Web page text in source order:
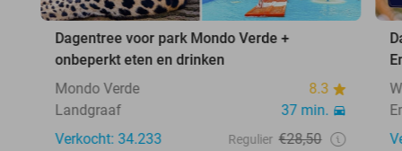
Dagentree voor park Mondo Verde +
onbeperkt eten en drinken
Mondo Verde
8.3
Landgraaf
37 min.
Verkocht: 34.233
Regulier €28,50